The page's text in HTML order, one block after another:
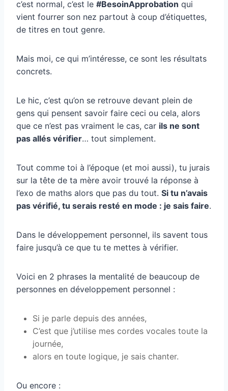
c’est normal, c’est le #BesoinApprobation qui
vient fourrer son nez partout à coup d’étiquettes,
de titres en tout genre.
Mais moi, ce qui m’intéresse, ce sont les résultats
concrets.
Le hic, c’est qu’on se retrouve devant plein de
gens qui pensent savoir faire ceci ou cela, alors
que ce n’est pas vraiment le cas, car ils ne sont
pas allés vérifier… tout simplement.
Tout comme toi à l’époque (et moi aussi), tu jurais
sur la tête de ta mère avoir trouvé la réponse à
l’exo de maths alors que pas du tout. Si tu n’avais
pas vérifié, tu serais resté en mode : je sais faire.
Dans le développement personnel, ils savent tous
faire jusqu’à ce que tu te mettes à vérifier.
Voici en 2 phrases la mentalité de beaucoup de
personnes en développement personnel :
Si je parle depuis des années,
C’est que j’utilise mes cordes vocales toute la
journée,
alors en toute logique, je sais chanter.
Ou encore :